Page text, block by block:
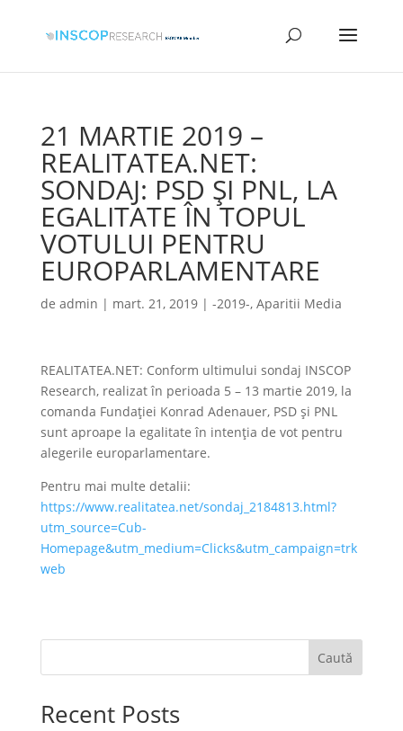
21 MARTIE 2019 –
REALITATEA.NET:
SONDAJ: PSD ŞI PNL, LA
EGALITATE ÎN TOPUL
VOTULUI PENTRU
EUROPARLAMENTARE
de admin | mart. 21, 2019| -2019-, Aparitii Media
REALITATEA.NET: Conform ultimului sondaj INSCOP
Research, realizat în perioada 5 – 13 martie 2019, la
comanda Fundației Konrad Adenauer, PSD și PNL
sunt aproape la egalitate în intenția de vot pentru
alegerile europarlamentare.
Pentru mai multe detalii:
https://www.realitatea.net/sondaj_2184813.html?
utm_source=Cub-
Homepage&utm_medium=Clicks&utm_campaign=trk
web
Caută
Recent Posts